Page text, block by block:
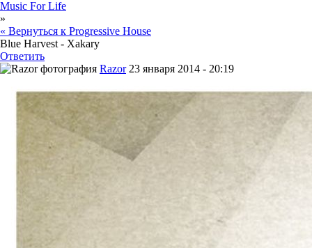
Music For Life
»
« Вернуться к Progressive House
Blue Harvest - Xakary
Ответить
Razor 23 января 2014 - 20:19